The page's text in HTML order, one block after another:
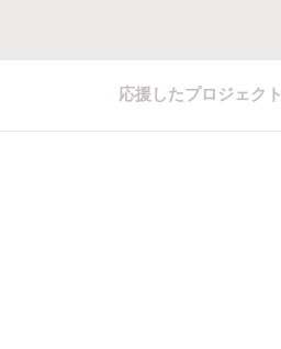
応援したプロジェクト